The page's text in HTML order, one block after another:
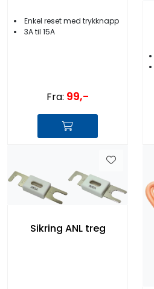
Enkel reset med trykknapp
3A til 15A
Fra: 99,-
Sikring ANL treg